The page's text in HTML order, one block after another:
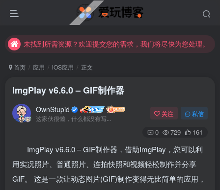
苹果手机用户没有巨魔商店的点击此处获取保姆级安装教程
苹果手机用户没有巨魔商店的点击此处获取保姆级安装教程
首页 应用 iOS应用 正文
ImgPlay v6.6.0 – GIF制作器
OwnStupid
这家伙很懒，什么都没有写...
关注 私信
0 729 161
ImgPlay v6.6.0 – GIF制作器，借助ImgPlay，您可以利
用实况照片、普通照片、连拍快照和视频轻松制作并分享
GIF。 这是一款让动态图片(GIF)制作变得无比简单的应用，
登录
没有账号？立即注册